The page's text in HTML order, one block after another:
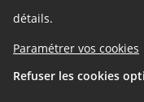
détails.
Paramétrer vos cookies
Refuser les cookies